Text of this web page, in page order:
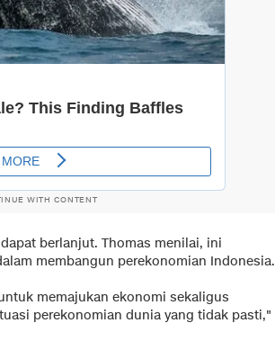
WITH CONTENT
berlanjut. Thomas menilai, ini
membangun perekonomian Indonesia.
memajukan ekonomi sekaligus
perekonomian dunia yang tidak pasti,"